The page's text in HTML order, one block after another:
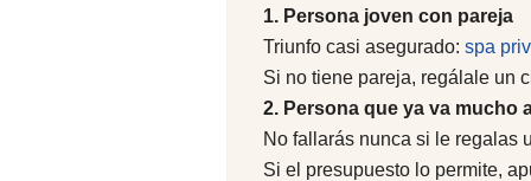
1. Persona joven con pareja
Triunfo casi asegurado:spa
Si no tiene pareja, regálale un
2. Persona que ya va mucho
No fallarás nunca si le regalas
Si el presupuesto lo permite,